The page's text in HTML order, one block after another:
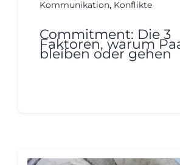
Kommunikation, Konflikte
Commitment: Die 3
Faktoren, warum
bleiben oder gehen